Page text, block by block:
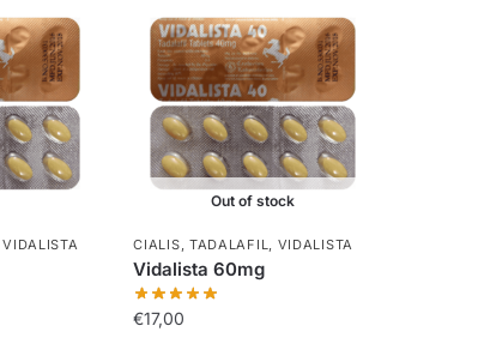
,VIDALISTA
Out of stock
CIALIS TADALAFIL VIDALISTA
Vidalista 60mg
€17,00